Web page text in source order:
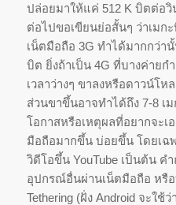
ปล่อยมาให้แค่ 512 K บิตต่อวิ
ต่อไปขอเขียนย่อสั้นๆ ว่าเมก
เน็ตมือถือ 3G ทำได้มากกว่า
บิต ยิ่งถ้าเป็น 4G ที่บางค่าย
เวลาว่างๆ ขาลงหรือดาวน์โห
ส่วนขาขึ้นอาจทำได้ถึง 7-8 เ
โอกาสหรือเหตุผลที่อยากจะ
มือถือมากขึ้น บ่อยขึ้น โดยเฉ
วิดีโอขึ้น YouTube เป็นต้น
อุปกรณ์อื่นผ่านเน็ตมือถือ หรือ
Tethering (ฝั่ง Android จะใช้ว่า